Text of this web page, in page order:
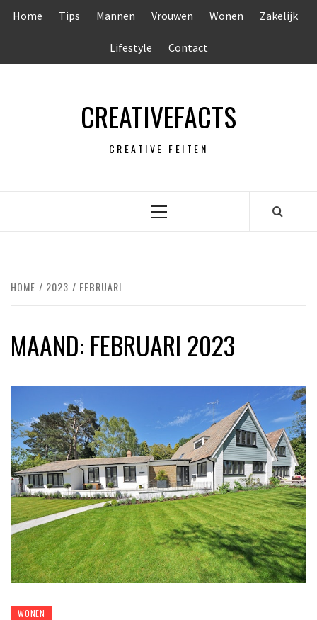
Home Tips Mannen Vrouwen Wonen Zakelijk
Lifestyle Contact
CREATIVEFACTS
CREATIVE FEITEN
Primair
HOME 2023 FEBRUARI
MAAND: FEBRUARI 2023
WONEN